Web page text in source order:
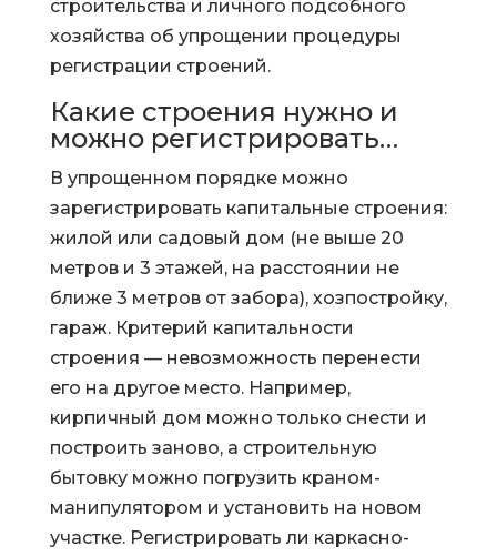
строительства и личного подсобного
хозяйства об упрощении процедуры
регистрации строений.
Какие строения нужно и
можно регистрировать…
В упрощенном порядке можно
зарегистрировать капитальные строения:
жилой или садовый дом (не выше 20
метров и 3 этажей, на расстоянии не
ближе 3 метров от забора), хозпостройку,
гараж. Критерий капитальности
строения — невозможность перенести
его на другое место. Например,
кирпичный дом можно только снести и
построить заново, а строительную
бытовку можно погрузить краном-
манипулятором и установить на новом
участке. Регистрировать ли каркасно-